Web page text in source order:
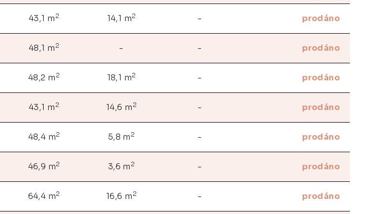
43,1 m 2 14,1 m2 - prodáno
48,1 m 2 - - prodáno
48,2 m 2 18,1 m2 - prodáno
43,1 m 2 14,6 m 2 - prodáno
48,4 m2 5,8 m 2 - prodáno
46,9 m2 3,6 m 2 - prodáno
64,4 m2 16,6 m 2 - prodáno